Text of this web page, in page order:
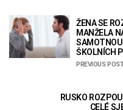
ŽENA SE
MANŽELA
ŠKOLNÍCH
PREVIOUS
RUSKO
CELÉ